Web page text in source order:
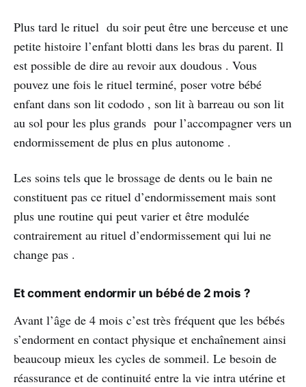
Plus tard le rituel du soir peut être une berceuse et une
petite histoire l’enfant blotti dans les bras du parent. Il
est possible de dire au revoir aux doudous . Vous
pouvez une fois le rituel terminé, poser votre bébé
enfant dans son lit cododo , son lit à barreau ou son lit
au sol pour les plus grands pour l’accompagner vers un
endormissement de plus en plus autonome .
Les soins tels que le brossage de dents ou le bain ne
constituent pas ce rituel d’endormissement mais sont
plus une routine qui peut varier et être modulée
contrairement au rituel d’endormissement qui lui ne
change pas .
Et comment endormir un bébé de 2 mois ?
Avant l’âge de 4 mois c’est très fréquent que les bébés
s’endorment en contact physique et enchaînement ainsi
beaucoup mieux les cycles de sommeil. Le besoin de
réassurance et de continuité entre la vie intra utérine et